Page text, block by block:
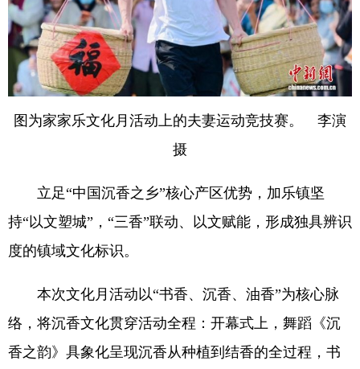
图为家家乐文化月活动上的夫妻运动竞技赛。 李演
摄
立足“中国沉香之乡”核心产区优势，加乐镇坚
持“以文塑城”，“三香”联动、以文赋能，形成独具辨识
度的镇域文化标识。
本次文化月活动以“书香、沉香、油香”为核心脉
络，将沉香文化贯穿活动全程：开幕式上，舞蹈《沉
香之韵》具象化呈现沉香从种植到结香的全过程，书